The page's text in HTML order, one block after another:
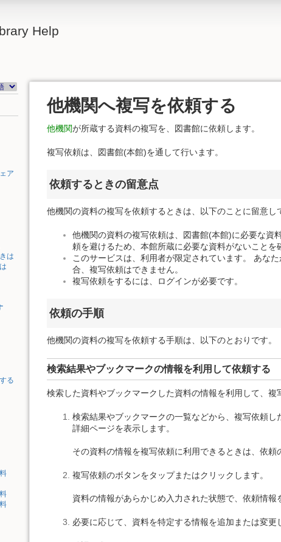
Help
ア
は
る
他機関へ複写を依頼する
他機関が所蔵する資料の複写を、図書館に依頼します。
複写依頼は、図書館(本館)を通して行います。
依頼するときの留意点
他機関の資料の複写を依頼するときは、以下のことに留意し
他機関の資料の複写依頼は、図書館(本館)に必要な資
頼を避けるため、本館所蔵に必要な資料がないことを
このサービスは、利用者が限定されています。 あな
合、複写依頼はできません。
複写依頼をするには、ログインが必要です。
依頼の手順
他機関の資料の複写を依頼する手順は、以下のとおりです。
検索結果やブックマークの情報を利用して依頼する
検索した資料やブックマークした資料の情報を利用して、複
検索結果やブックマークの一覧などから、複写依頼
詳細ページを表示します。
その資料の情報を複写依頼に利用できるときは、依頼
複写依頼のボタンをタップまたはクリックします。
資料の情報があらかじめ入力された状態で、依頼情報
必要に応じて、資料を特定する情報を追加または変更